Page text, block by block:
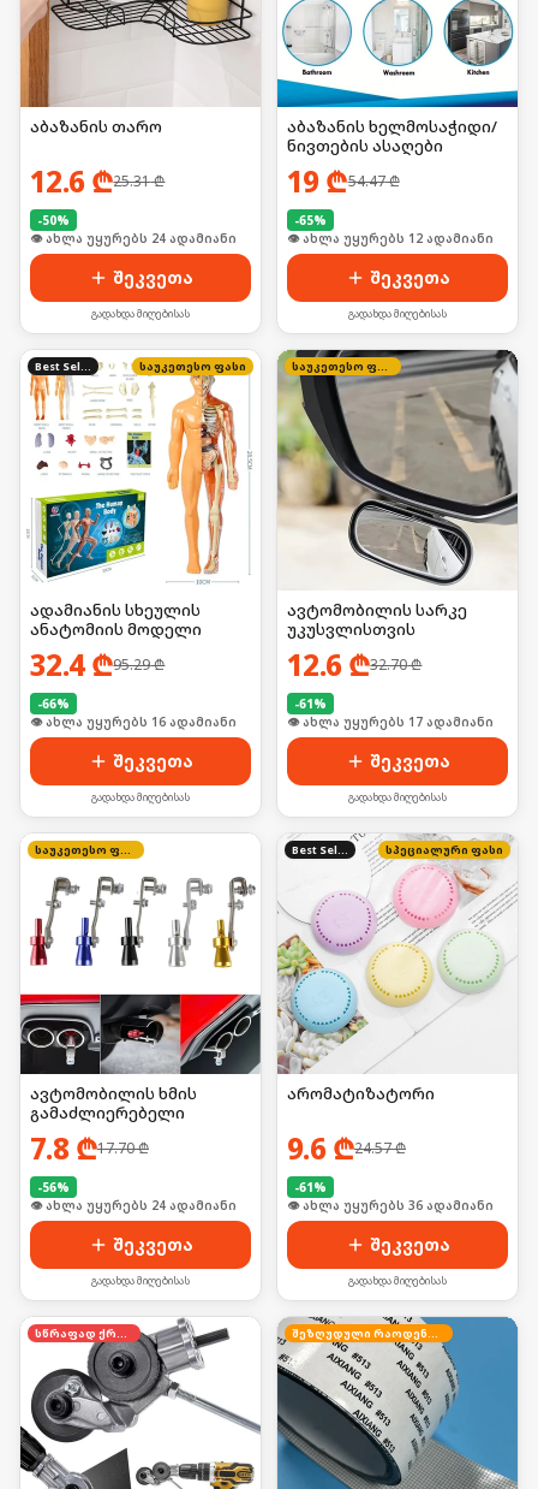
აბაზანის თარო
12.6 ₾25.31₾
-50%
🛒 ბოლო 24სთ-ში იყიდა 37-მა
შეკვეთა
გადახდა მიღებისას
აბაზანის ხელმოსაჭიდი/
ნივთების ასაღები
19 ₾54.47₾
-65%
🛒 ბოლო 24სთ-ში იყიდა 15-მა
შეკვეთა
გადახდა მიღებისას
საუკეთესო ფასი
ადამიანის სხეულის
ანატომიის მოდელი
32.4₾95.29₾
-66%
🛒 ბოლო 24სთ-ში იყიდა 21-მა
შეკვეთა
გადახდა მიღებისას
ავტომობილის სარკე
უკუსვლისთვის
12.6 ₾32.70₾
-61%
🛒 ბოლო 24სთ-ში იყიდა 23-მა
შეკვეთა
გადახდა მიღებისას
ავტომობილის ხმის
გამაძლიერებელი
7.8 ₾17.70₾
-56%
🛒 ბოლო 24სთ-ში იყიდა 37-მა
შეკვეთა
გადახდა მიღებისას
სპეციალური ფასი
არომატიზატორი
9.6 ₾24.57₾
-61%
🛒 ბოლო 24სთ-ში იყიდა 48-მა
შეკვეთა
გადახდა მიღებისას